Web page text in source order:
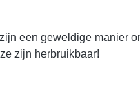
een geweldige manier
zijn herbruikbaar!